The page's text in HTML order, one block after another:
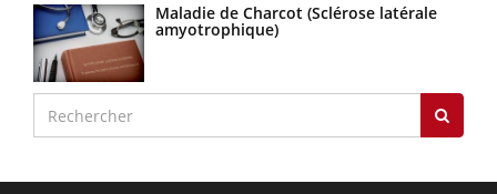
Maladie de Charcot (Sclérose latérale
amyotrophique)